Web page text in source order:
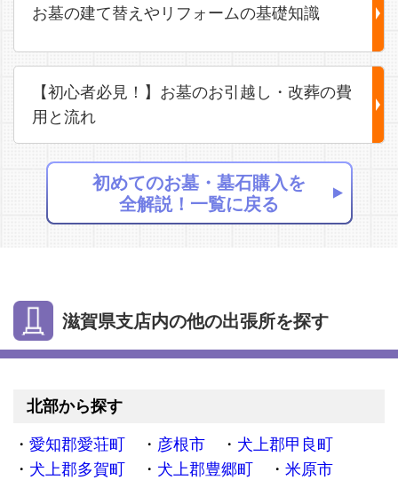
お墓の建て替えやリフォームの基礎知識
【初心者必見！】お墓のお引越し・改葬の費
用と流れ
初めてのお墓・墓石購入を
全解説！一覧に戻る
滋賀県支店内の他の出張所を探す
北部から探す
愛知郡愛荘町 彦根市
犬上郡甲良町
犬上郡多賀町
犬上郡豊郷町
米原市